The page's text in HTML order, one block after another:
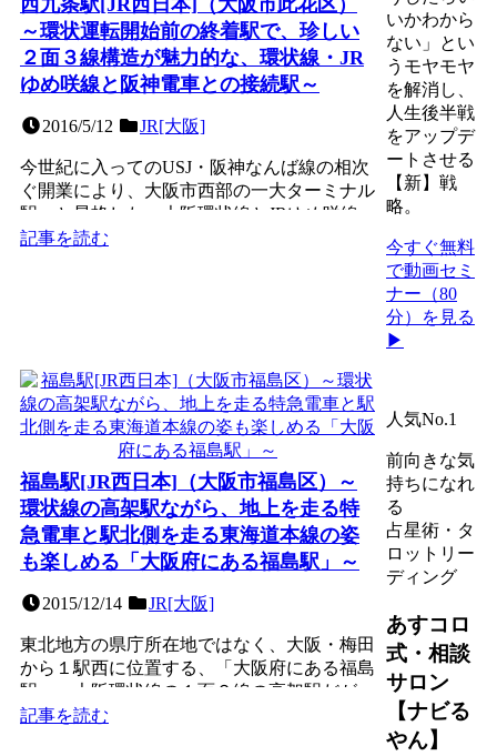
～環状運転開始前の終着駅で、珍しい
２面３線構造が魅力的な、環状線・JR
ゆめ咲線と阪神電車との接続駅～
2016/5/12 JR[大阪]
今世紀に入ってのUSJ・阪神なんば線の相次
ぐ開業により、大阪市西部の一大ターミナル
駅へと昇格した、大阪環状線とJRゆめ咲線
（桜島線）の島式２...
記事を読む
福島駅[JR西日本]（大阪市福島区）～
環状線の高架駅ながら、地上を走る特
急電車と駅北側を走る東海道本線の姿
も楽しめる「大阪府にある福島駅」～
2015/12/14 JR[大阪]
東北地方の県庁所在地ではなく、大阪・梅田
から１駅西に位置する、「大阪府にある福島
駅」。大阪環状線の１面２線の高架駅だが、
駅の真北の地上を梅田...
記事を読む
いかわから
ない」とい
うモヤモヤ
を解消し、
人生後半戦
をアップデ
ートさせる
【新】戦
略。
今すぐ無料
で動画セミ
ナー（80
分）を見る
▶
人気No.1
前向きな気
持ちになれ
る
占星術・タ
ロットリー
ディング
あすコロ
式・相談
サロン
【ナビる
やん】